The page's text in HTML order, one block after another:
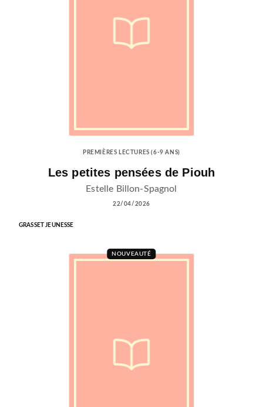
PREMIÈRES LECTURES (6-9 ANS)
Les petites pensées de Piouh
Estelle Billon-Spagnol
22/04/2026
GRASSET JEUNESSE
NOUVEAUTÉ